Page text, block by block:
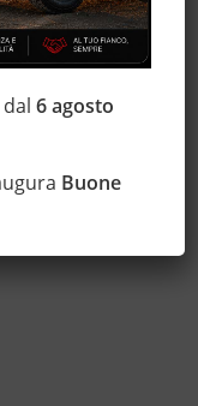
dal6 agosto
Buone